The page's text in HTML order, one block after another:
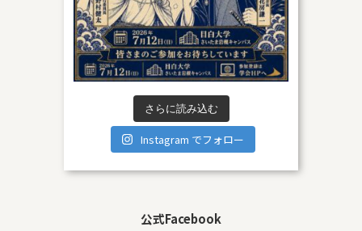
さらに読み込む
Instagram でフォロー
公式Facebook